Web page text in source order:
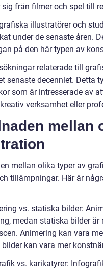
sig från filmer och spel till
illustratörer och
under de senaste åren.
på den här typen av
relaterade till
senaste decenniet. Detta
som är intresserade av
verksamhet eller
mellan
mellan olika typer av
tillämpningar. Här är
vs. statiska bilder:
medan statiska bilder
Animering kan vara
kan vara mer
vs. karikatyrer: